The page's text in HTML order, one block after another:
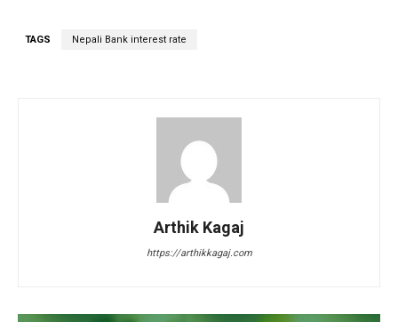
TAGS Nepali Bank interest rate
Arthik Kagaj
https://arthikkagaj.com